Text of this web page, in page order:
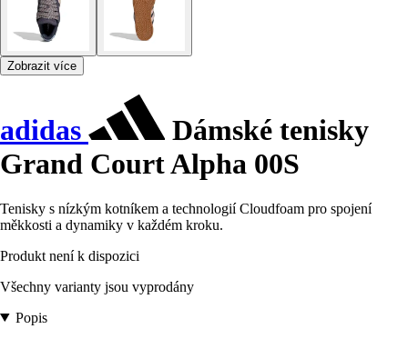
Zobrazit více
adidas
Dámské tenisky
Grand Court Alpha 00S
Tenisky s nízkým kotníkem a technologií Cloudfoam pro spojení
měkkosti a dynamiky v každém kroku.
Produkt není k dispozici
Všechny varianty jsou vyprodány
Popis